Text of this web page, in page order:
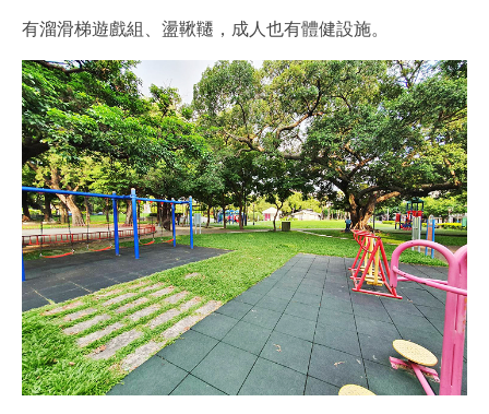
有溜滑梯遊戲組、盪鞦韆，成人也有體健設施。